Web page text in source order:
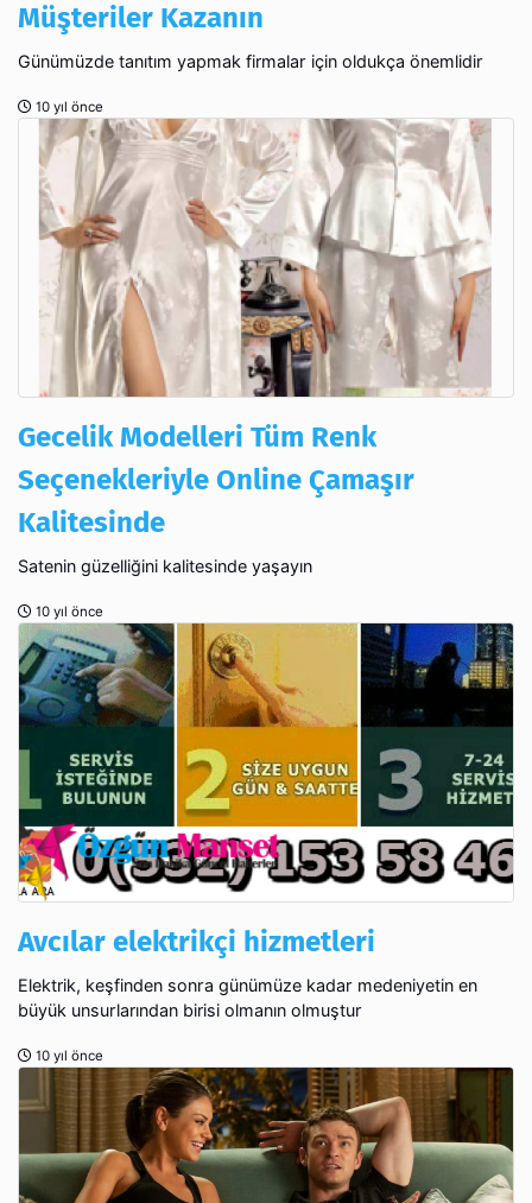
Müşteriler Kazanın
Günümüzde tanıtım yapmak firmalar için oldukça önemlidir
10 yıl önce
Gecelik Modelleri Tüm Renk
Seçenekleriyle Online Çamaşır
Kalitesinde
Satenin güzelliğini kalitesinde yaşayın
10 yıl önce
Avcılar elektrikçi hizmetleri
Elektrik, keşfinden sonra günümüze kadar medeniyetin en
büyük unsurlarından birisi olmanın olmuştur
10 yıl önce